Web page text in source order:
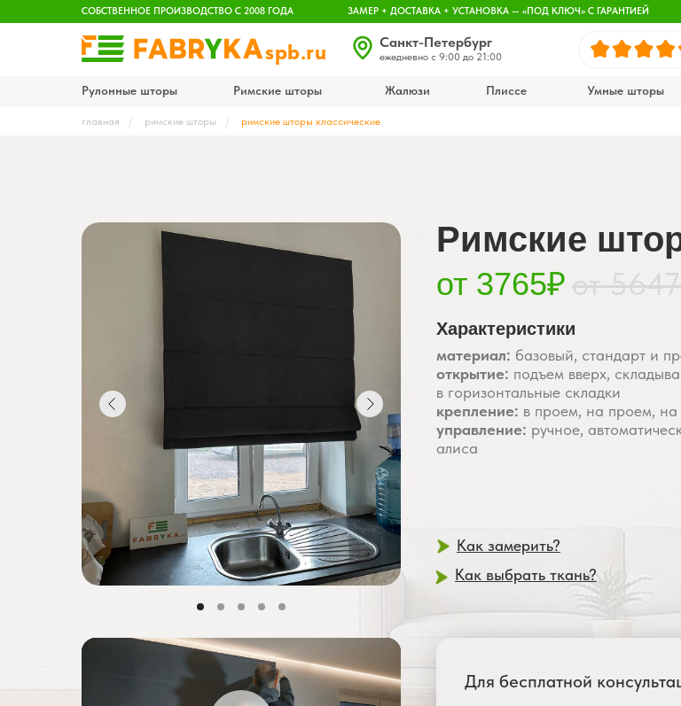
Санкт-Петербург
ежедневно с 9:00 до 21:00
Рулонные шторы Римские шторы Жалюзи Плиссе Умные шторы
CОБСТВЕННОЕ ПРОИЗВОДСТВО С 2008 ГОДА ЗАМЕР + ДОСТАВКА + УСТАНОВКА — «ПОД КЛЮЧ» С ГАРАНТИЕЙ
spb.ru
главная / римские шторы / римские шторы классические
Римские
Для бесплатной
от 3765₽от
Характеристики
материал: базовый, стандарт и
открытие: подъем вверх,
в горизонтальные складки
крепление: в проем, на проем, на
управление: ручное,
алиса
Как замерить?
Как выбрать ткань?